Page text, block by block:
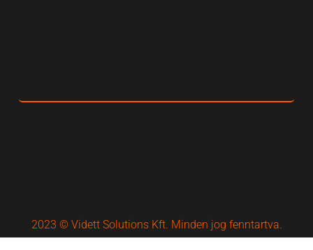
2023 © Vidett Solutions Kft. Minden jog fenntartva.